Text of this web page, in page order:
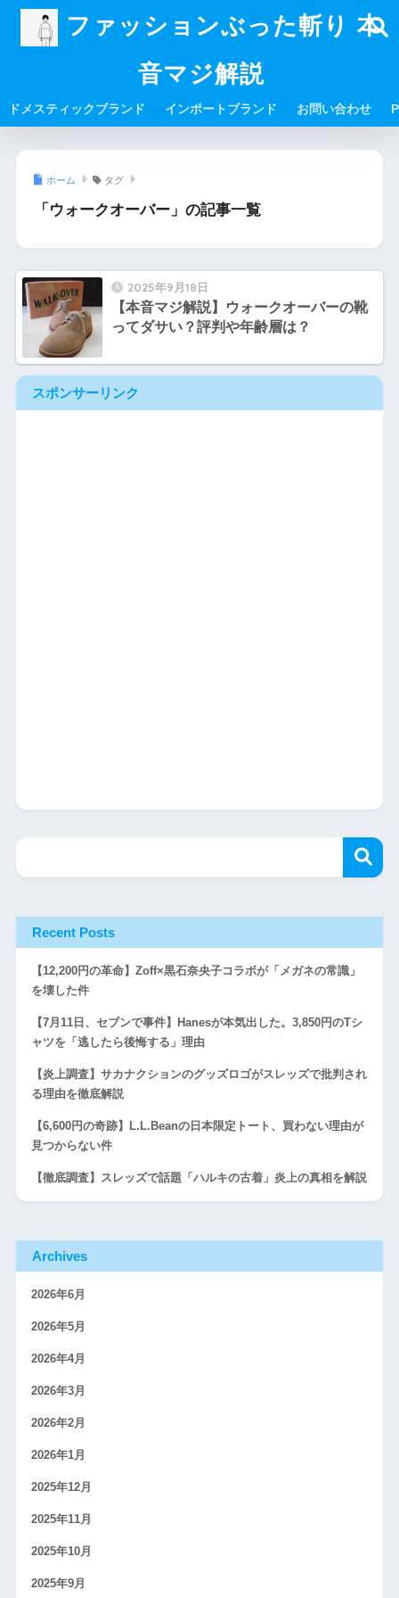
ファッションぶった斬り 本
音マジ解説
ドメスティックブランド インポートブランド お問い合わせ
ホーム タグ
「ウォークオーバー」の記事一覧
2025年9月18日
【本音マジ解説】ウォークオーバーの靴
ってダサい？評判や年齢層は？
スポンサーリンク
Recent Posts
【12,200円の革命】Zoff×黒石奈央子コラボが「メガネの常識」
を壊した件
【7月11日、セブンで事件】Hanesが本気出した。3,850円のTシ
ャツを「逃したら後悔する」理由
【炎上調査】サカナクションのグッズロゴがスレッズで批判され
る理由を徹底解説
【6,600円の奇跡】L.L.Beanの日本限定トート、買わない理由が
見つからない件
【徹底調査】スレッズで話題「ハルキの古着」炎上の真相を解説
Archives
2026年6月
2026年5月
2026年4月
2026年3月
2026年2月
2026年1月
2025年12月
2025年11月
2025年10月
2025年9月